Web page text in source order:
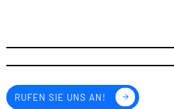
RUFEN SIE UNS AN!